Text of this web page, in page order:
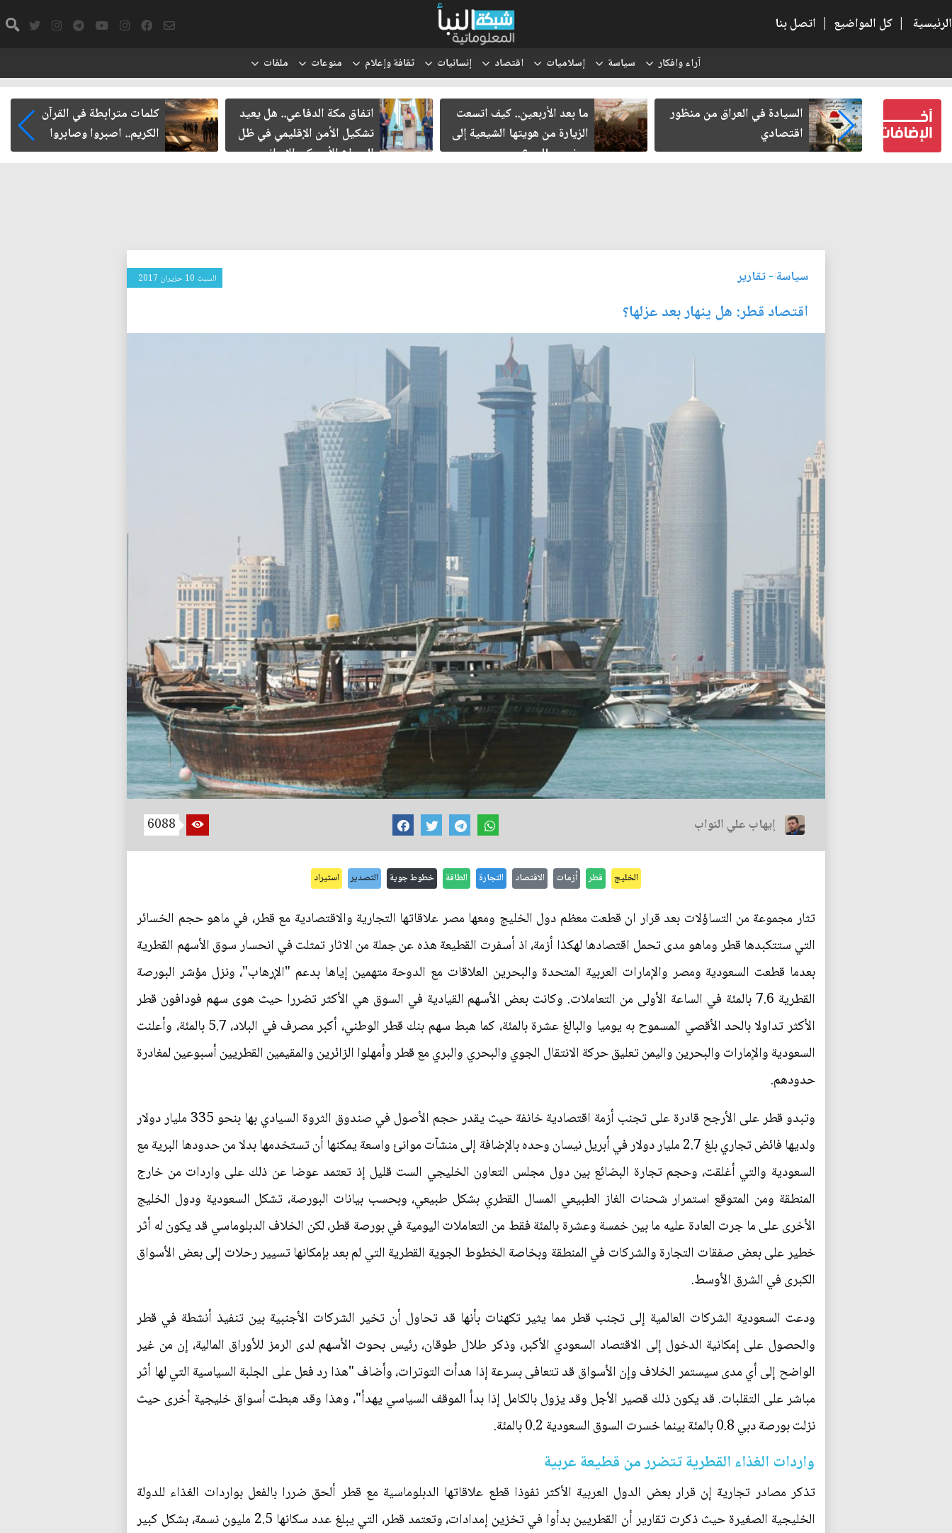
الرئيسية | كل المواضيع | اتصل بنا
آراء وافكار سياسة إسلاميات اقتصاد إنسانيات ثقافة وإعلام منوعات ملفات
بعد أخذ
السيادة في العراق من منظور
اقتصادي
ما بعد الأربعين.. كيف اتسعت
الزيارة من هويتها الشيعية إلى
حضور عالمي؟
اتفاق مكة الدفاعي.. هل يعيد
تشكيل الأمن الإقليمي في ظل
الصراع الأميركي الإيراني
كلمات مترابطة في القرآن
الكريم.. اصبروا وصابروا
سياسة-تقارير السبت 10 حزيران 2017
اقتصاد قطر: هل ينهار بعد عزلها؟
إيهاب علي النواب 6088
الخليج قطر أزمات الاقتصاد التجارة الطاقة خطوط جوية التصدير استيراد
تثار مجموعة من التساؤلات بعد قرار ان قطعت معظم دول الخليج ومعها مصر علاقاتها التجارية والاقتصادية مع قطر، في ماهو حجم الخسائر
التي ستتكبدها قطر وماهو مدى تحمل اقتصادها لهكذا أزمة، اذ أسفرت القطيعة هذه عن جملة من الاثار تمثلت في انحسار سوق الأسهم القطرية
بعدما قطعت السعودية ومصر والإمارات العربية المتحدة والبحرين العلاقات مع الدوحة متهمين إياها بدعم "الإرهاب"، ونزل مؤشر البورصة
القطرية 7.6 بالمئة في الساعة الأولى من التعاملات. وكانت بعض الأسهم القيادية في السوق هي الأكثر تضررا حيث هوى سهم فودافون قطر
الأكثر تداولا بالحد الأقصي المسموح به يوميا والبالغ عشرة بالمئة، كما هبط سهم بنك قطر الوطني، أكبر مصرف في البلاد، 5.7 بالمئة، وأعلنت
السعودية والإمارات والبحرين واليمن تعليق حركة الانتقال الجوي والبحري والبري مع قطر وأمهلوا الزائرين والمقيمين القطريين أسبوعين لمغادرة
حدودهم.
وتبدو قطر على الأرجح قادرة على تجنب أزمة اقتصادية خانفة حيث يقدر حجم الأصول في صندوق الثروة السيادي بها بنحو 335 مليار دولار
ولديها فائض تجاري بلغ 2.7 مليار دولار في أبريل نيسان وحده بالإضافة إلى منشآت موانئ واسعة يمكنها أن تستخدمها بدلا من حدودها البرية مع
السعودية والتي أغلقت، وحجم تجارة البضائع بين دول مجلس التعاون الخليجي الست قليل إذ تعتمد عوضا عن ذلك على واردات من خارج
المنطقة ومن المتوقع استمرار شحنات الغاز الطبيعي المسال القطري بشكل طبيعي، وبحسب بيانات البورصة، تشكل السعودية ودول الخليج
الأخرى على ما جرت العادة عليه ما بين خمسة وعشرة بالمئة فقط من التعاملات اليومية في بورصة قطر، لكن الخلاف الدبلوماسي قد يكون له أثر
خطير على بعض صفقات التجارة والشركات في المنطقة وبخاصة الخطوط الجوية القطرية التي لم بعد بإمكانها تسيير رحلات إلى بعض الأسواق
الكبرى في الشرق الأوسط.
ودعت السعودية الشركات العالمية إلى تجنب قطر مما يثير تكهنات بأنها قد تحاول أن تخير الشركات الأجنبية بين تنفيذ أنشطة في قطر
والحصول على إمكانية الدخول إلى الاقتصاد السعودي الأكبر، وذكر طلال طوقان، رئيس بحوث الأسهم لدى الرمز للأوراق المالية، إن من غير
الواضح إلى أي مدى سيستمر الخلاف وإن الأسواق قد تتعافى بسرعة إذا هدأت التوترات، وأضاف "هذا رد فعل على الجلبة السياسية التي لها أثر
مباشر على التقلبات. قد يكون ذلك قصير الأجل وقد يزول بالكامل إذا بدأ الموقف السياسي يهدأ"، وهذا وقد هبطت أسواق خليجية أخرى حيث
نزلت بورصة دبي 0.8 بالمئة بينما خسرت السوق السعودية 0.2 بالمئة.
واردات الغذاء القطرية تتضرر من قطيعة عربية
تذكر مصادر تجارية إن قرار بعض الدول العربية الأكثر نفوذا قطع علاقاتها الدبلوماسية مع قطر ألحق ضررا بالفعل بواردات الغذاء للدولة
الخليجية الصغيرة حيث ذكرت تقارير أن القطريين بدأوا في تخزين إمدادات، وتعتمد قطر، التي يبلغ عدد سكانها 2.5 مليون نسمة، بشكل كبير